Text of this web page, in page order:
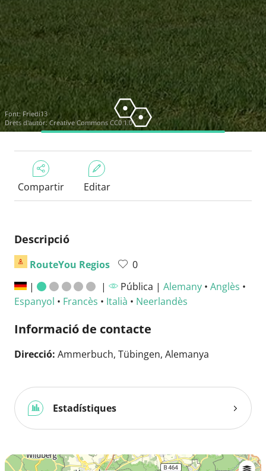
Font: Friedi13
Drets d'autor:Creative Commons CC0 1.0
Compartir Editar
Descripció
RouteYou Regios
0
|
| Pública | Alemany• Anglès •
Espanyol • Francès • Italià • Neerlandès
Informació de contacte
Direcció: Ammerbuch, Tübingen, Alemanya
Estadístiques